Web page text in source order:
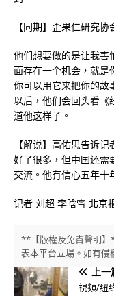
【同期】歪果仁研究
他们想要做的是让我害
面存在一个机会，就是
你可以用它来把你的故
以后，他们会回头看《
道他这样子。
【解说】高佑思告诉
好了很多，但中国还需
交流。他有信心五年十
记者 刘超 李晗雪 北京
**【版權及免責聲明】
表本平台立場。如有侵
上一
視頻/纽